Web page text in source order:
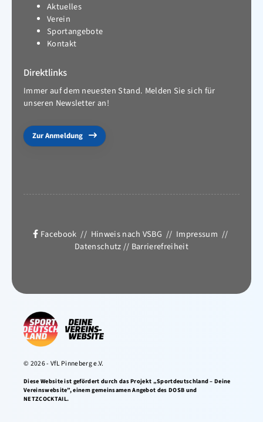
Aktuelles
Verein
Sportangebote
Kontakt
Direktlinks
Immer auf dem neuesten Stand. Melden Sie sich für
unseren Newsletter an!
Zur Anmeldung
Facebook // Hinweis nach VSBG // Impressum //
Datenschutz// Barrierefreiheit
© 2026 - VfL Pinneberg e.V.
Diese Website ist gefördert durch das Projekt „Sportdeutschland – Deine
Vereinswebsite”, einem gemeinsamen Angebot des DOSB und
NETZCOCKTAIL.